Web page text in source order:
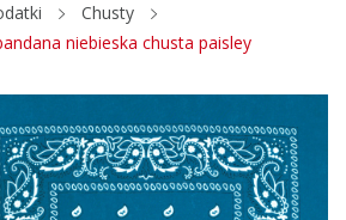
Chusty
niebieska chusta paisley